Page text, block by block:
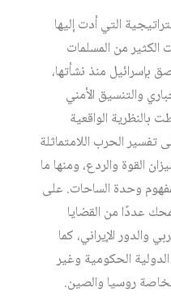
التي أدت إليها
من المسلمات
بإسرائيل منذ نشأتها،
والتنسيق الأمني
بالنظرية الواقعية
تفسير الحرب اللامتماثلة
القوة والردع، ومنها ما
وحدة الساحات. على
عددًا من القضايا
والدور الإيراني، كما
الحكومية وغير
روسيا والصين.